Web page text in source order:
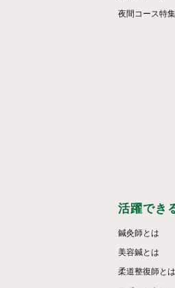
夜間コース特集
活躍でき
鍼灸師とは
美容鍼とは
柔道整復師とは